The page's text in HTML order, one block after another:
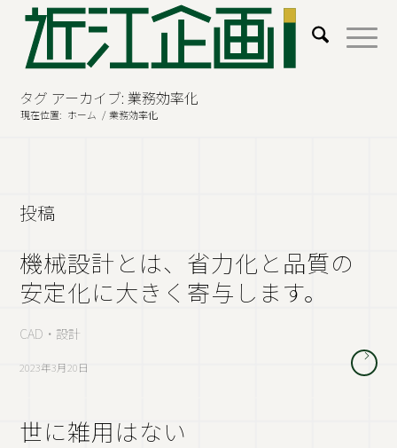
タグ アーカイブ: 業務効率化
現在位置: ホーム / 業務効率化
投稿
機械設計とは、省力化と品質の
安定化に大きく寄与します。
CAD・設計
2023年3月20日
世に雑用はない